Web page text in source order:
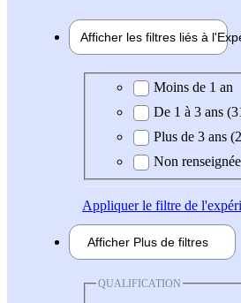
Afficher les filtres liés à l'
Expérience demandée
Moins de 1 an
De 1 à 3 ans
Plus de 3 ans
Non
Appliquerle filtre de
Afficher Plus de filtres
QUALIFICATION